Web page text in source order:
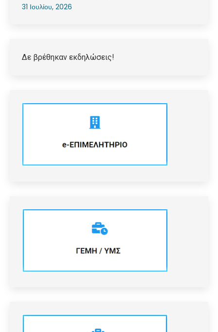
31 Ιουλίου, 2026
Δε βρέθηκαν εκδηλώσεις!